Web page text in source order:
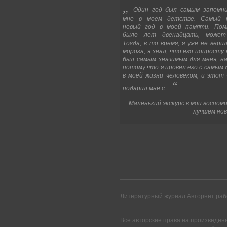
„
Один год был самым
мне в моем детстве. Самый
новый год в моей памяти.
было лет двенадцать,
Тогда, в то время, я уже не
мороза, я знал, что его
был самым значимым для меня,
потому что я провел его с самым
в моей жизни человеком, и этот
подарил мне с... “
Маленький экскурс в мои
лучшем
Литературный журнал Авторнет
Все авторские права на